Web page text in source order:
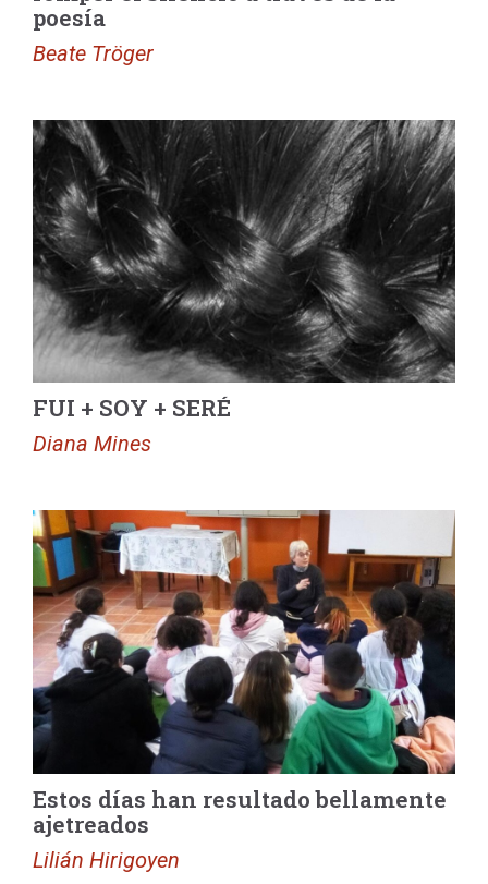
poesía
Beate Tröger
FUI + SOY + SERÉ
Diana Mines
Estos días han resultado bellamente
ajetreados
Lilián Hirigoyen